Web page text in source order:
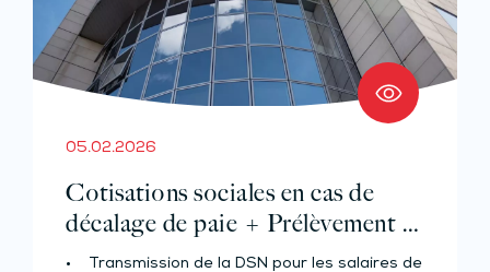
05.02.2026
Cotisations sociales en cas de
décalage de paie + Prélèvement à
la source pour les salariés et
• Transmission de la DSN pour les salaires de